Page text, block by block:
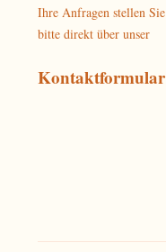
Ihre Anfragen stellen Sie
bitte direkt über unser
Kontaktformular